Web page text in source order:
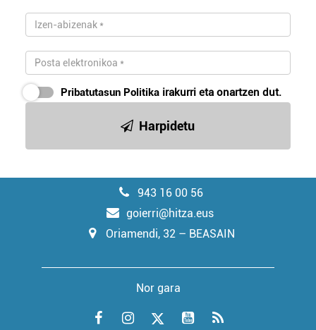
Pribatutasun Politika irakurri eta onartzen dut.
Harpidetu
943 16 00 56
goierri@hitza.eus
Oriamendi, 32 – BEASAIN
Nor gara